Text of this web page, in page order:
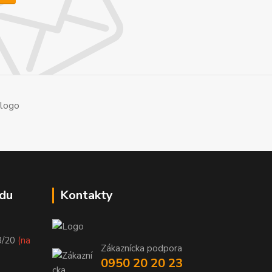
20 (na
Kontakty
Zákaznícka podpora
0950 20 20 23